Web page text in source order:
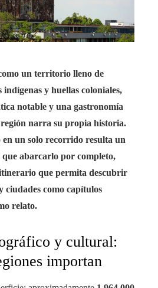
un territorio lleno de
indígenas y huellas coloniales,
notable y una gastronomía
narra su propia historia.
un solo recorrido resulta un
abarcarlo por completo,
que permita descubrir
ciudades como capítulos
relato.
y cultural:
importan